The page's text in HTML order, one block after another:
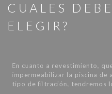
CUALES
ELEGIR?
En cuanto a revestimiento,
impermeabilizar la piscina de
tipo de filtración, tendremos